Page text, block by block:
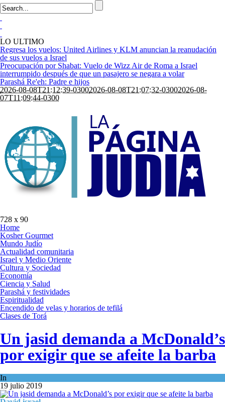
LO ULTIMO
Regresa los vuelos: United Airlines y KLM anuncian la reanudación
de sus vuelos a Israel
Preocupación por Shabat: Vuelo de Wizz Air de Roma a Israel
interrumpido después de que un pasajero se negara a volar
Parashá Re'eh: Padre e hijos
2026-08-08T21:12:39-03002026-08-08T21:07:32-03002026-08-
07T11:09:44-0300
728 x 90
Home
Kosher Gourmet
Mundo Judío
Actualidad comunitaria
Israel y Medio Oriente
Cultura y Sociedad
Economía
Ciencia y Salud
Parashá y festividades
Espiritualidad
Encendido de velas y horarios de tefilá
Clases de Torá
Un jasid demanda a McDonald’s
por exigir que se afeite la barba
In
19 julio 2019